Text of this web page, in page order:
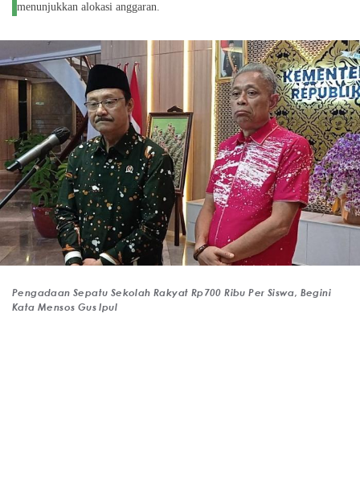
menunjukkan alokasi anggaran.
Pengadaan Sepatu Sekolah Rakyat Rp700 Ribu Per Siswa, Begini
Kata Mensos Gus Ipul